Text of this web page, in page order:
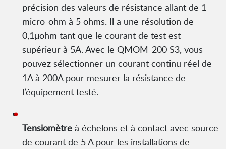
précision des valeurs de résistance allant de 1
micro-ohm à 5 ohms. Il a une résolution de
0,1μohm tant que le courant de test est
supérieur à 5A. Avec le QMOM-200 S3, vous
pouvez sélectionner un courant continu réel de
1A à 200A pour mesurer la résistance de
l’équipement testé.
Tensiomètre à échelons et à contact avec source
de courant de 5 A pour les installations de